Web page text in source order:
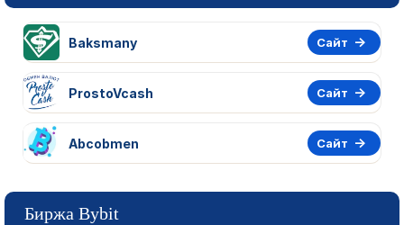
Baksmany Сайт
ProstoVcash Сайт
Abcobmen Сайт
Биржа Bybit